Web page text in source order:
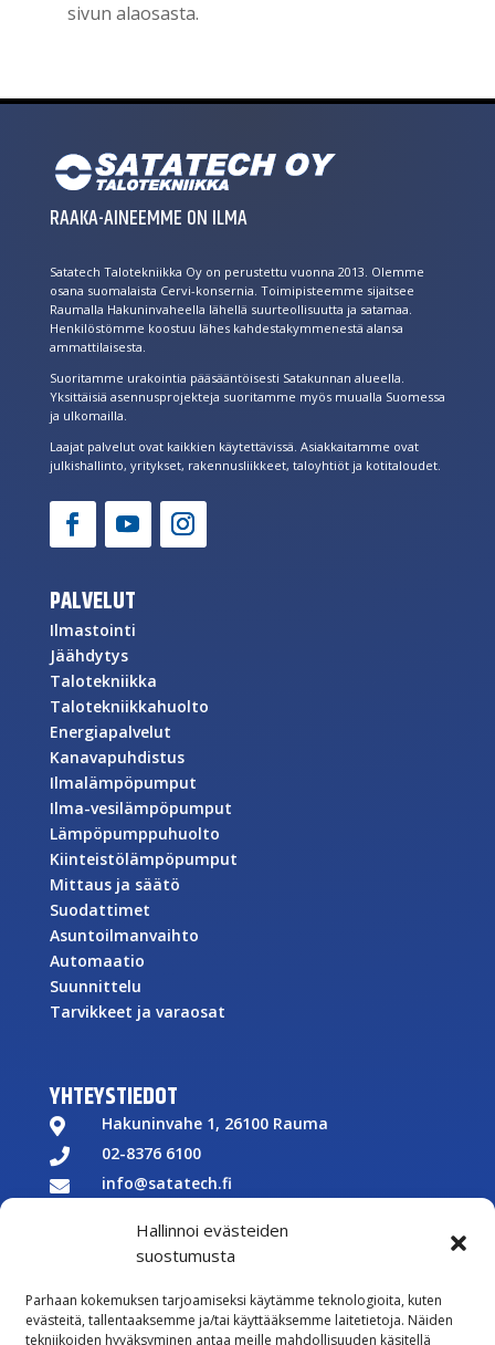
Hallinnoi evästeiden
suostumusta
Parhaan kokemuksen tarjoamiseksi käytämme teknologioita, kuten
evästeitä, tallentaaksemme ja/tai käyttääksemme laitetietoja. Näiden
tekniikoiden hyväksyminen antaa meille mahdollisuuden käsitellä
sivun alaosasta.
RAAKA-AINEEMME ON ILMA
Satatech Talotekniikka Oy on perustettu vuonna 2013. Olemme
osana suomalaista Cervi-konsernia. Toimipisteemme sijaitsee
Raumalla Hakuninvaheella lähellä suurteollisuutta ja satamaa.
Henkilöstömme koostuu lähes kahdestakymmenestä alansa
ammattilaisesta.
Suoritamme urakointia pääsääntöisesti Satakunnan alueella.
Yksittäisiä asennusprojekteja suoritamme myös muualla Suomessa
ja ulkomailla.
Laajat palvelut ovat kaikkien käytettävissä. Asiakkaitamme ovat
julkishallinto, yritykset, rakennusliikkeet, taloyhtiöt ja kotitaloudet.
PALVELUT
Ilmastointi
Jäähdytys
Talotekniikka
Talotekniikkahuolto
Energiapalvelut
Kanavapuhdistus
Ilmalämpöpumput
Ilma-vesilämpöpumput
Lämpöpumppuhuolto
Kiinteistölämpöpumput
Mittaus ja säätö
Suodattimet
Asuntoilmanvaihto
Automaatio
Suunnittelu
Tarvikkeet ja varaosat
YHTEYSTIEDOT
 Hakuninvahe 1, 26100 Rauma
 02-8376 6100
 info@satatech.fi
Y-tunnus: 2575266-3
 Töihin meille